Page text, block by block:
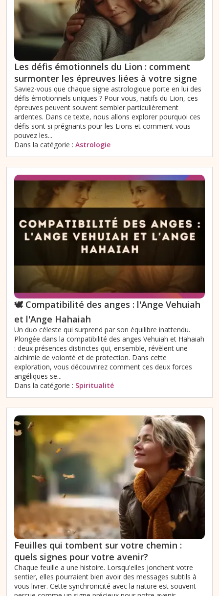
Les défis émotionnels du Lion : comment
surmonter les épreuves liées à votre signe
Saviez-vous que chaque signe astrologique porte en lui des
défis émotionnels uniques ? Pour vous, natifs du Lion, ces
épreuves peuvent souvent sembler particulièrement
ardentes. Dans ce texte, nous allons explorer pourquoi ces
défis sont si prégnants pour les Lions et comment vous
pouvez les...
Dans la catégorie : Astrologie
🕊️ Compatibilité des anges : l'Ange Vehuiah
et l'Ange Hahaiah
Un duo céleste qui surprend par son équilibre inattendu.
Plongée dans la compatibilité des anges Vehuiah et Hahaiah
: deux présences distinctes qui, ensemble, révèlent une
alchimie de volonté et de protection. Dans cette
exploration, vous découvrirez comment ces deux forces
angéliques se...
Dans la catégorie : Spiritualité
Feuilles qui tombent sur votre chemin :
quels signes pour votre avenir?
Chaque feuille a une histoire. Lorsqu'elles jonchent votre
sentier, elles pourraient bien avoir des messages subtils à
vous livrer. Cette synchronicité avec la nature est souvent